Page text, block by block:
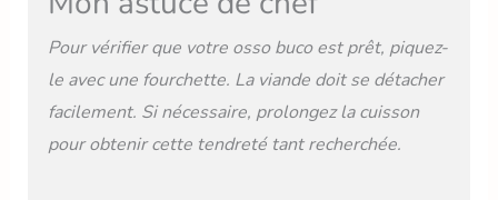
Pour vérifier que votre osso buco est prêt, piquez-
le avec une fourchette. La viande doit se détacher
facilement. Si nécessaire, prolongez la cuisson
pour obtenir cette tendreté tant recherchée.